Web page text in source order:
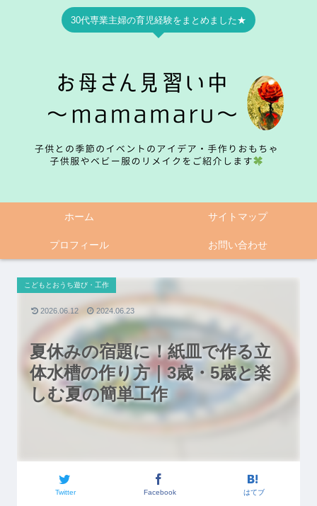
30代専業主婦の育児経験をまとめました★
ホーム サイトマップ
プロフィール お問い合わせ
夏休みの宿題に！紙皿で作る立
体水槽の作り方｜3歳・5歳と楽
しむ夏の簡単工作
こどもとおうち遊び・工作
Twitter Facebook はてブ
2026.06.12 2024.06.23